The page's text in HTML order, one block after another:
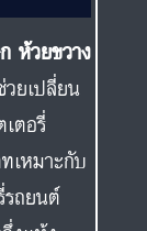
ห้วยขวาง
ยเปลี่ยน
ตอรี่
เหมาะกับ
รถยนต์